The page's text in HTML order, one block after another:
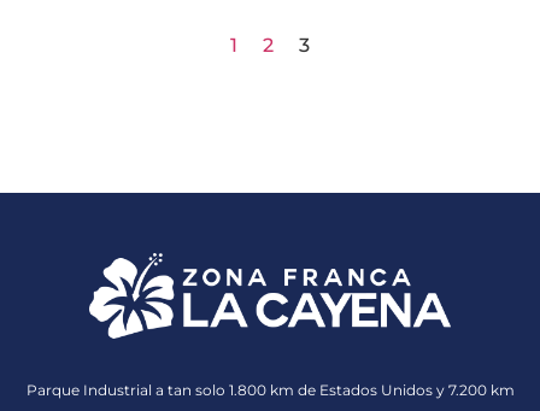
1 2 3
Parque Industrial a tan solo 1.800 km de Estados Unidos y 7.200 km